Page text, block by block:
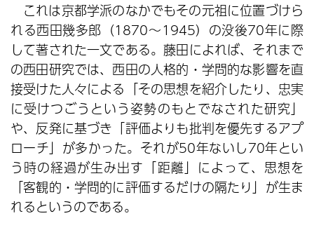
これは京都学派のなかでもその元祖に位置づけら
れる西田幾多郎（1870～1945）の没後70年に際
して著された一文である。藤田によれば、それまで
の西田研究では、西田の人格的・学問的な影響を直
接受けた人々による「その思想を紹介したり、忠実
に受けつごうという姿勢のもとでなされた研究」
や、反発に基づき「評価よりも批判を優先するアプ
ローチ」が多かった。それが50年ないし70年とい
う時の経過が生み出す「距離」によって、思想を
「客観的・学問的に評価するだけの隔たり」が生ま
れるというのである。